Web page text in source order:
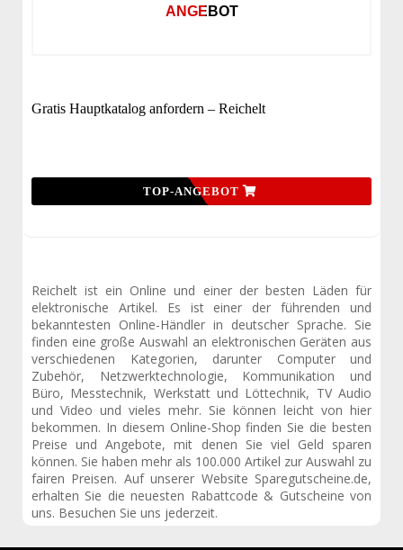
ANGEBOT
Gratis Hauptkatalog anfordern – Reichelt
TOP-ANGEBOT
Reichelt ist ein Online und einer der besten Läden für
elektronische Artikel. Es ist einer der führenden und
bekanntesten Online-Händler in deutscher Sprache. Sie
finden eine große Auswahl an elektronischen Geräten aus
verschiedenen Kategorien, darunter Computer und
Zubehör, Netzwerktechnologie, Kommunikation und
Büro, Messtechnik, Werkstatt und Löttechnik, TV Audio
und Video und vieles mehr. Sie können leicht von hier
bekommen. In diesem Online-Shop finden Sie die besten
Preise und Angebote, mit denen Sie viel Geld sparen
können. Sie haben mehr als 100.000 Artikel zur Auswahl zu
fairen Preisen. Auf unserer Website Sparegutscheine.de,
erhalten Sie die neuesten Rabattcode & Gutscheine von
uns. Besuchen Sie uns jederzeit.